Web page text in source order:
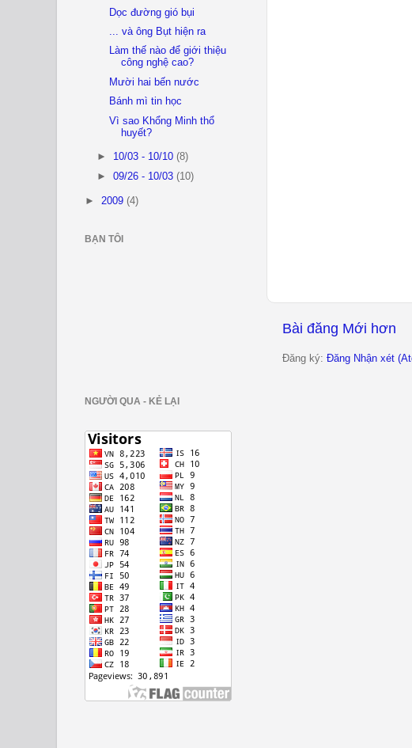
Bài đăng Mới hơn
Đăng ký: Đăng Nhận xét
Dọc đường gió bụi
... và ông Bụt hiện ra
Làm thế nào để giới thiệu
công nghệ cao?
Mười hai bến nước
Bánh mì tin học
Vì sao Khổng Minh thổ
huyết?
► 10/03 - 10/10(8)
►09/26 - 10/03(10)
► 2009 (4)
BẠN TÔI
NGƯỜI QUA - KẺ LẠI